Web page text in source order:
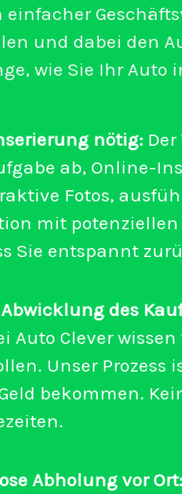
und dabei den
wie Sie Ihr Auto
nötig:
ab, Online-
Fotos,
mit potenziellen
Sie entspannt
des
Auto Clever
Unser
bekommen.
Abholung vor Ort: